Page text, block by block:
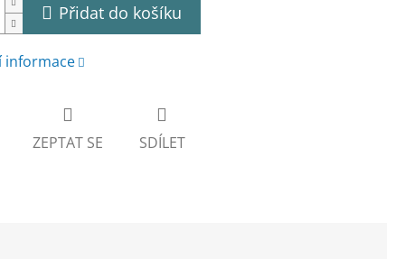
Přidat do košíku
informace
ZEPTAT SE SDÍLET